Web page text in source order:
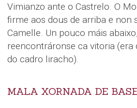
Vimianzo ante o Castrelo. O
firme aos dous de arriba e non
Camelle. Un pouco máis
reencontráronse ca vitoria (era
do cadro liracho).
MALA XORNADA DE